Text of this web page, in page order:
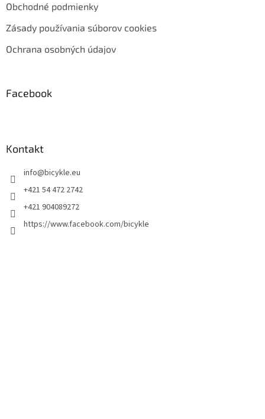
Obchodné podmienky
Zásady používania súborov cookies
Ochrana osobných údajov
Facebook
Kontakt
info@bicykle.eu
+421 54 472 2742
+421 904089272
https://www.facebook.com/bicykle